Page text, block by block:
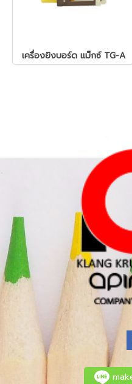
เครื่องยิงบอร์ด แม็กซ์ TG-A